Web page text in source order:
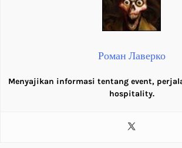
Роман Лаверко
Menyajikan informasi tentang event,
hospitality.